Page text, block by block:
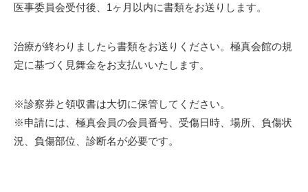
医事委員会受付後、1ヶ月以内に書類をお送りします。
治療が終わりましたら書類をお送りください。極真会館の規
定に基づく見舞金をお支払いいたします。
※診察券と領収書は大切に保管してください。
※申請には、極真会員の会員番号、受傷日時、場所、負傷状
況、負傷部位、診断名が必要です。